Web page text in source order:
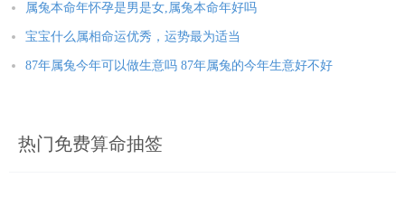
属兔本命年怀孕是男是女,属兔本命年好吗
宝宝什么属相命运优秀，运势最为适当
87年属兔今年可以做生意吗 87年属兔的今年生意好不好
热门免费算命抽签